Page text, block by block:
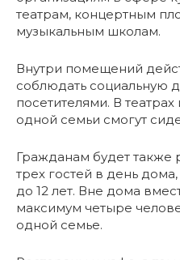
театрам, концертным
музыкальным школам.
Внутри помещений
соблюдать социальную
посетителями. В
одной семьи смогут
Гражданам будет
трех гостей в день
до 12 лет. Вне дома
максимум четыре
одной семье.